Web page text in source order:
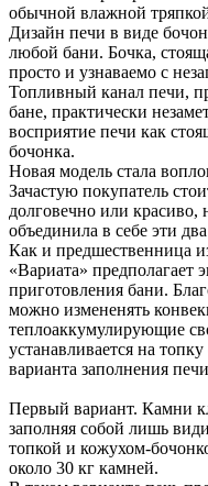
обычной влажной
Дизайн печи в виде
любой бани. Бочка,
просто и узнаваемо с
Топливный канал печи,
бане, практически
восприятие печи как
бочонка.
Новая модель стала
Зачастую покупатель
долговечно или красиво,
объединила в себе эти
Как и предшественница
«Вариата» предполагает
приготовления бани.
можно измененять
теплоаккумулирующие
устанавливается на
варианта заполнения
Первый вариант. Камни
заполняя собой лишь
топкой и кожухом-
около 30 кг камней.